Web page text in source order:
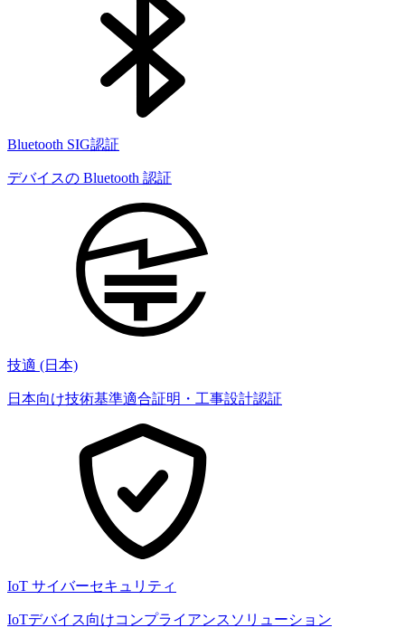
Bluetooth SIG認証
デバイスの Bluetooth 認証
技適 (日本)
日本向け技術基準適合証明・工事設計認証
IoT サイバーセキュリティ
IoTデバイス向けコンプライアンスソリューション